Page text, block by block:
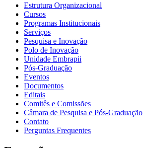
Estrutura Organizacional
Cursos
Programas Institucionais
Serviços
Pesquisa e Inovação
Polo de Inovação
Unidade Embrapii
Pós-Graduação
Eventos
Documentos
Editais
Comitês e Comissões
Câmara de Pesquisa e Pós-Graduação
Contato
Perguntas Frequentes